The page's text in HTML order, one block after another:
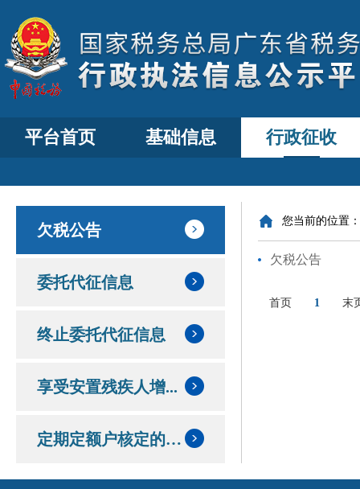
平台首页 基础信息 行政征收
欠税公告
委托代征信息
终止委托代征信息
享受安置残疾人增...
定期定额户核定的定额和应纳税额情况
您当前的位置
欠税公告
首页 1 末